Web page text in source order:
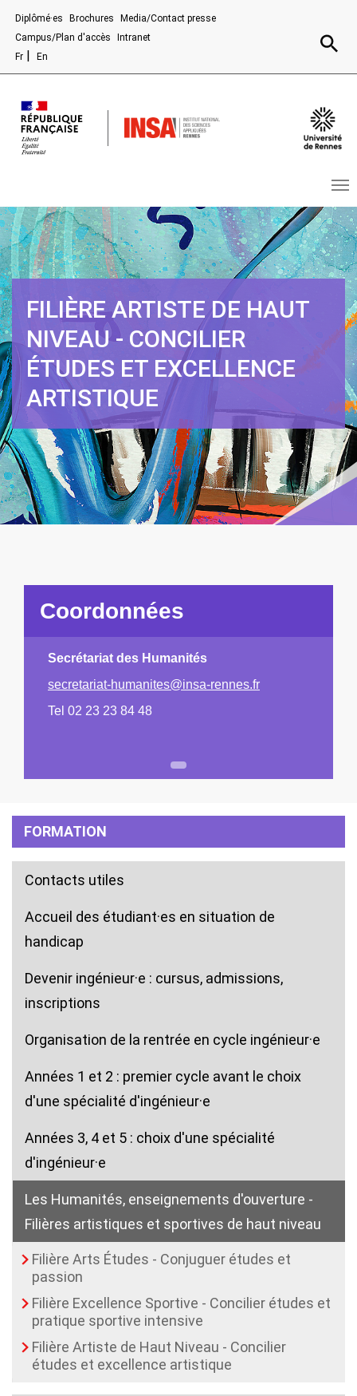
Diplômé·es Brochures
Media/Contact presse
Campus/Plan d'accès
Intranet
Fr
En
FILIÈRE ARTISTE DE HAUT
NIVEAU - CONCILIER
ÉTUDES ET EXCELLENCE
ARTISTIQUE
Coordonnées
Secrétariat des Humanités
secretariat-humanites@insa-rennes.fr
Tel 02 23 23 84 48
FORMATION
Contacts utiles
Accueil des étudiant·es en situation de
handicap
Devenir ingénieur·e : cursus, admissions,
inscriptions
Organisation de la rentrée en cycle ingénieur·e
Années 1 et 2 : premier cycle avant le choix
d'une spécialité d'ingénieur·e
Années 3, 4 et 5 : choix d'une spécialité
d'ingénieur·e
Les Humanités, enseignements d'ouverture -
Filières artistiques et sportives de haut niveau
Filière Arts Études - Conjuguer études et
passion
Filière Excellence Sportive - Concilier études et
pratique sportive intensive
Filière Artiste de Haut Niveau - Concilier
études et excellence artistique